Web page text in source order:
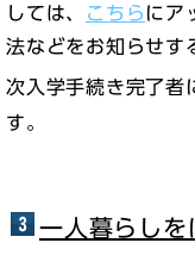
しては、
こちら にア
法などをお知らせす
次入学手続き完了者
す。
一人暮らしを